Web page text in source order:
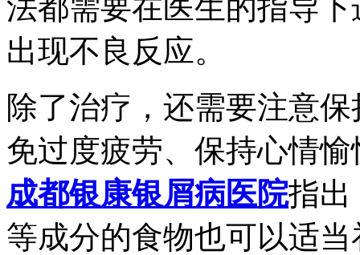
法都需要在医生的指导
出现不良反应。
除了治疗，还需要注意
免过度疲劳、保持心情
成都银康银屑病医院指出
等成分的食物也可以适当